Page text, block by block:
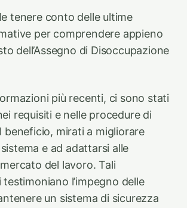
tenere conto delle ultime
per comprendere appieno
dell’Assegno di Disoccupazione
più recenti, ci sono stati
requisiti e nelle procedure di
beneficio, mirati a migliorare
e ad adattarsi alle
del lavoro. Tali
l’impegno delle
un sistema di sicurezza